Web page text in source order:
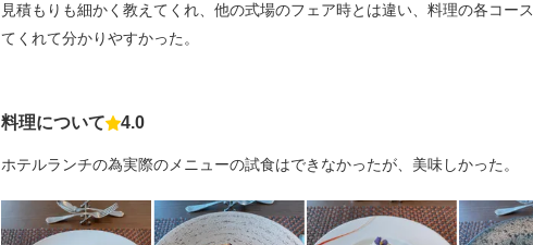
見積もりも細かく教えてくれ、他の式場のフェア時とは違い、料理の各コー
てくれて分かりやすかった。
料理について 点数
4.0
ホテルランチの為実際のメニューの試食はできなかったが、美味しかった。